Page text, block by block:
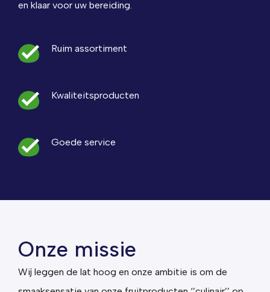
en klaar voor uw bereiding.
Ruim assortiment
Kwaliteitsproducten
Goede service
Onze missie
Wij leggen de lat hoog en onze ambitie is om de